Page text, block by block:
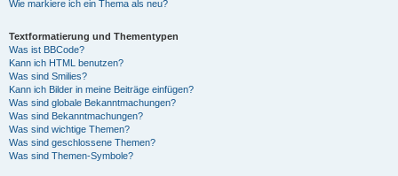
Wie markiere ich ein Thema als neu?
Textformatierung und Thementypen
Was ist BBCode?
Kann ich HTML benutzen?
Was sind Smilies?
Kann ich Bilder in meine Beiträge einfügen?
Was sind globale Bekanntmachungen?
Was sind Bekanntmachungen?
Was sind wichtige Themen?
Was sind geschlossene Themen?
Was sind Themen-Symbole?